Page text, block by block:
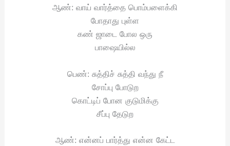
ஆண்: வாய் வார்த்தை பொம்பளைக்கி
போதாது புள்ள
கண் ஜாடை போல ஒரு
பாஷையில்ல
பெண்: சுத்திச் சுத்தி வந்து நீ
சோப்பு போடுற
கொட்டிப் போன குடுமிக்கு
சீப்பு தேடுற
ஆண்: என்னப் பார்த்து என்ன கேட்ட